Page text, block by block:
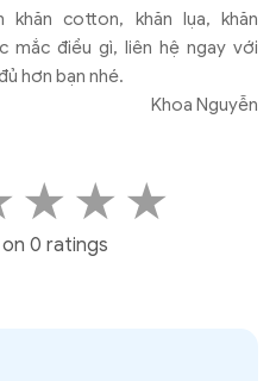
cotton, khăn lụa, khăn
mắc điều gì, liên hệ ngay với
hơn bạn nhé.
Khoa Nguyễn
★ ★ ★
0 ratings